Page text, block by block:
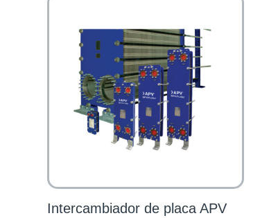
Intercambiador de placa APV